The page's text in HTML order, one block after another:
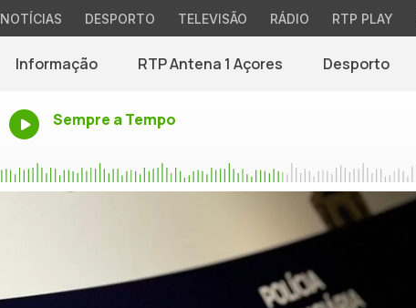
NOTÍCIAS DESPORTO TELEVISÃO RÁDIO RTP PLAY
Informação RTP Antena 1 Açores Desporto
Sempre a Tempo